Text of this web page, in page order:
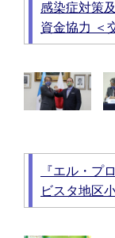
感染症対策
資金協力 ＜
『エル・プ
ビスタ地区